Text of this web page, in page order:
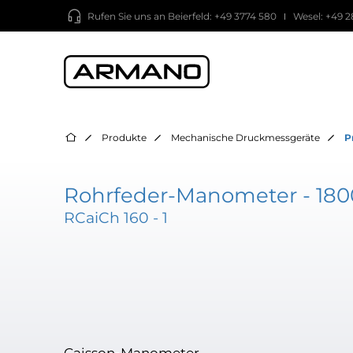
Rufen Sie uns an Beierfeld: +49 3774 580 Wesel: +49
Produkte Mechanische Druckmessgeräte
Rohrfeder-Manometer -
RCaiCh 160 - 1